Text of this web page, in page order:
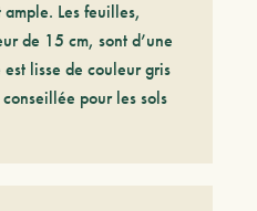
Les feuilles,
de 15 cm, sont d’une
est lisse de couleur gris
pour les sols